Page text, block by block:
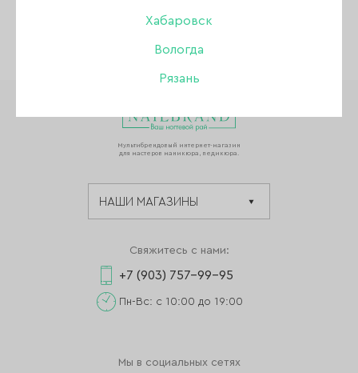
Хабаровск
Вологда
Рязань
Мультибрендовый интернет-магазин
для мастеров маникюра, педикюра.
Свяжитесь с нами:
+7 (903) 757-99-95
Пн-Вс: с 10:00 до 19:00
Мы в социальных сетях